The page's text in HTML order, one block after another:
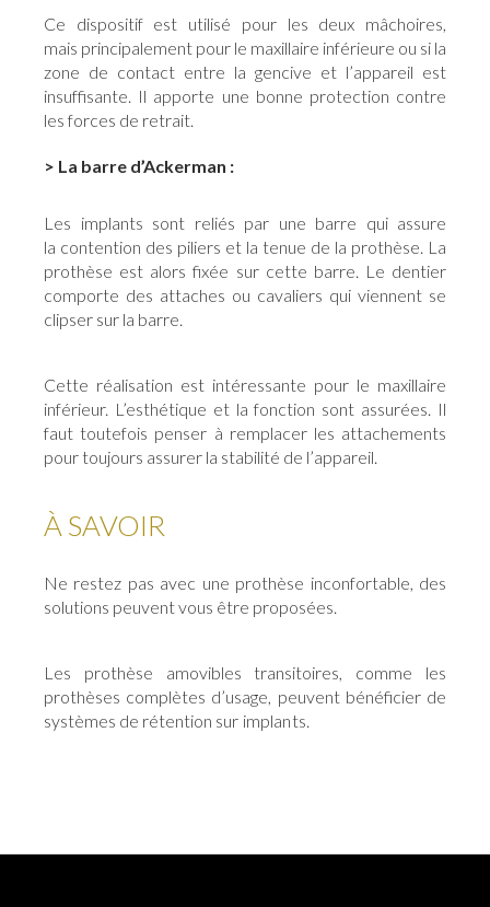
Ce dispositif est utilisé pour les deux mâchoires,
mais principalement pour le maxillaire inférieure ou si la
zone de contact entre la gencive et l’appareil est
insuffisante. Il apporte une bonne protection contre
les forces de retrait.
> La barre d’Ackerman :
Les implants sont reliés par une barre qui assure
la contention des piliers et la tenue de la prothèse. La
prothèse est alors fixée sur cette barre. Le dentier
comporte des attaches ou cavaliers qui viennent se
clipser sur la barre.
Cette réalisation est intéressante pour le maxillaire
inférieur. L’esthétique et la fonction sont assurées. Il
faut toutefois penser à remplacer les attachements
pour toujours assurer la stabilité de l’appareil.
À SAVOIR
Ne restez pas avec une prothèse inconfortable, des
solutions peuvent vous être proposées.
Les prothèse amovibles transitoires, comme les
prothèses complètes d’usage, peuvent bénéficier de
systèmes de rétention sur implants.